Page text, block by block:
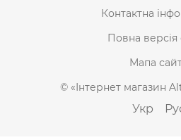
Контактна
Повна версія
Мапа
© «Інтернет магазин
Укр